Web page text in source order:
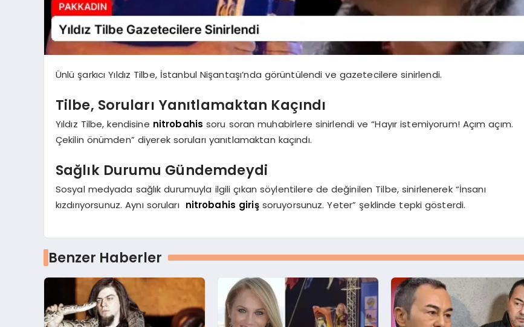
Ünlü şarkıcı Yıldız Tilbe, İstanbul Nişantaşı’nda görüntülendi ve gazetecilere sinirlendi.
Tilbe, Soruları Yanıtlamaktan Kaçındı
Yıldız Tilbe, kendisine nitrobahis soru soran muhabirlere sinirlendi ve “Hayır istemiyorum! Açım açım.
Çekilin önümden” diyerek soruları yanıtlamaktan kaçındı.
Sağlık Durumu Gündemdeydi
Sosyal medyada sağlık durumuyla ilgili çıkan söylentilere de değinilen Tilbe, sinirlenerek “İnsanı
kızdırıyorsunuz. Aynı soruları nitrobahis girişsoruyorsunuz. Yeter” şeklinde tepki gösterdi.
Benzer Haberler